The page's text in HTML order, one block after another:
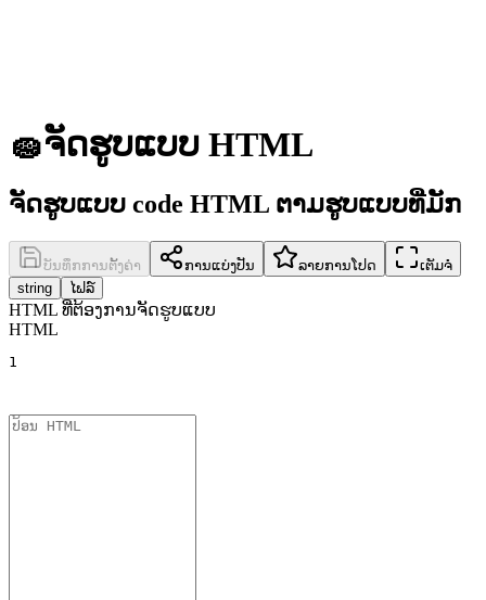
🧽ຈັດຮູບແບບ HTML
ຈັດຮູບແບບ code HTML ຕາມຮູບແບບທີ່ມັກ
ບັນທຶກການຕັ້ງຄ່າ ການແບ່ງປັນ ລາຍການໂປດ
ເຕັມຈໍ
string
ໄຟລ໌
HTML ທີ່ຕ້ອງການຈັດຮູບແບບ
HTML
1